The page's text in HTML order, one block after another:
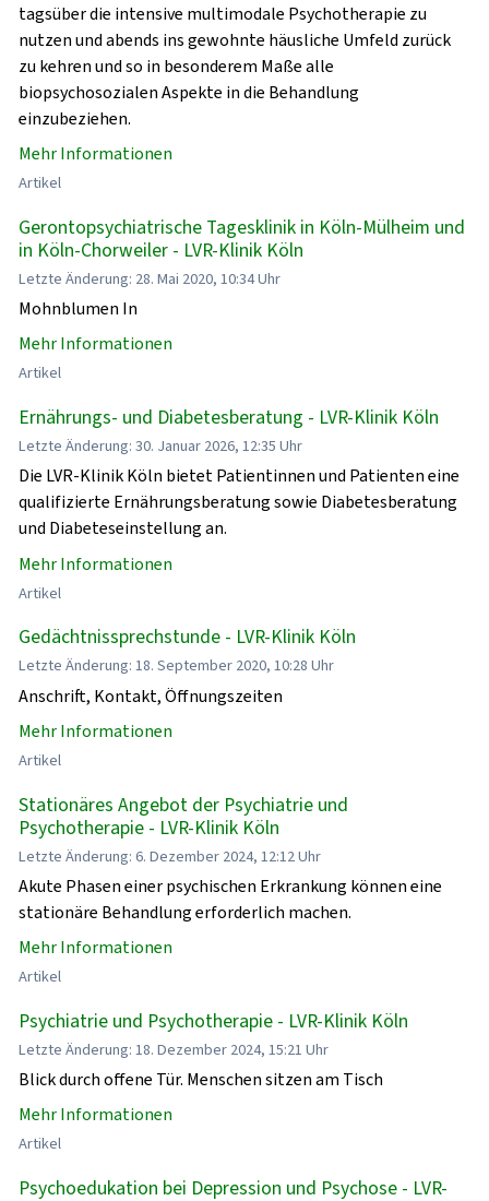
tagsüber die intensive multimodale Psychotherapie zu
nutzen und abends ins gewohnte häusliche Umfeld zurück
zu kehren und so in besonderem Maße alle
biopsychosozialen Aspekte in die Behandlung
einzubeziehen.
Mehr Informationen
Artikel
Gerontopsychiatrische Tagesklinik in Köln-Mülheim und
in Köln-Chorweiler - LVR-Klinik Köln
Letzte Änderung: 28. Mai 2020, 10:34 Uhr
Mohnblumen In
Mehr Informationen
Artikel
Ernährungs- und Diabetesberatung - LVR-Klinik Köln
Letzte Änderung: 30. Januar 2026, 12:35 Uhr
Die LVR-Klinik Köln bietet Patientinnen und Patienten eine
qualifizierte Ernährungsberatung sowie Diabetesberatung
und Diabeteseinstellung an.
Mehr Informationen
Artikel
Gedächtnissprechstunde - LVR-Klinik Köln
Letzte Änderung: 18. September 2020, 10:28 Uhr
Anschrift, Kontakt, Öffnungszeiten
Mehr Informationen
Artikel
Stationäres Angebot der Psychiatrie und
Psychotherapie - LVR-Klinik Köln
Letzte Änderung: 6. Dezember 2024, 12:12 Uhr
Akute Phasen einer psychischen Erkrankung können eine
stationäre Behandlung erforderlich machen.
Mehr Informationen
Artikel
Psychiatrie und Psychotherapie - LVR-Klinik Köln
Letzte Änderung: 18. Dezember 2024, 15:21 Uhr
Blick durch offene Tür. Menschen sitzen am Tisch
Mehr Informationen
Artikel
Psychoedukation bei Depression und Psychose - LVR-